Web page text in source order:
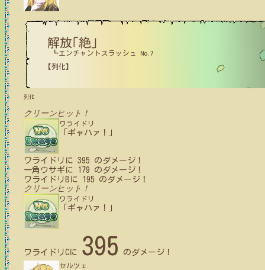
解放｢絶｣
┗エンチャントスラッシュ No.7
【列化】
列化
クリーンヒット！
ワライドリ
「ギャハァ！」
ワライドリ に 395 のダメージ！
一角ウサギ に 179 のダメージ！
ワライドリB に 195 のダメージ！
クリーンヒット！
ワライドリ
「ギャハァ！」
ワライドリCに 395 のダメージ！
セルツェ